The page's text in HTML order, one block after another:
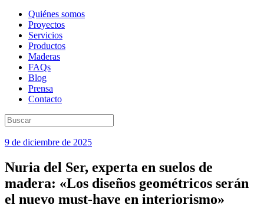
Quiénes somos
Proyectos
Servicios
Productos
Maderas
FAQs
Blog
Prensa
Contacto
9 de diciembre de 2025
Nuria del Ser, experta en suelos de
madera: «Los diseños geométricos serán
el nuevo must-have en interiorismo»